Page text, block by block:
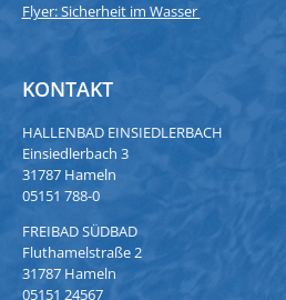
Flyer: Sicherheit im Wasser
KONTAKT
HALLENBAD EINSIEDLERBACH
Einsiedlerbach 3
31787 Hameln
05151 788-0
FREIBAD SÜDBAD
Fluthamelstraße 2
31787 Hameln
05151 24567